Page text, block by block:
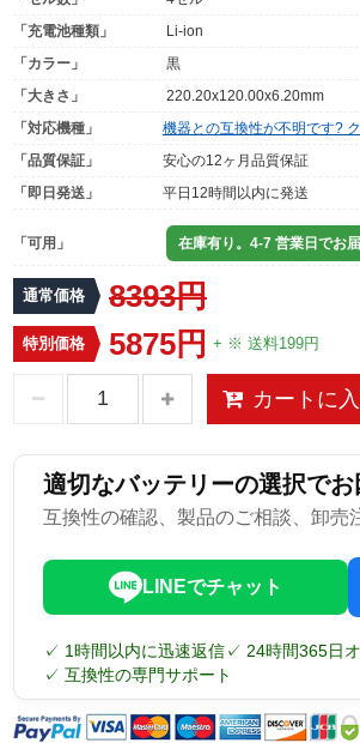
「充電池種類」
Li-ion
「カラー」
黒
「大きさ」
220.20x120.00x6.20mm
「対応機種」
機器との互換性が不明です?
「品質保証」
安心の12ヶ月品質保証
「即日発送」
平日12時間以内に発送
「可用」 在庫有り。4-7 営業日でお
通常価格 8393円
特別価格 5875円 + ※ 送料199円
カートに
適切なバッテリーの選択でお
互換性の確認、製品のご相談、卸売
LINEでチャット
✓ 1時間以内に迅速返信✓ 24時間365日
✓ 互換性の専門サポート